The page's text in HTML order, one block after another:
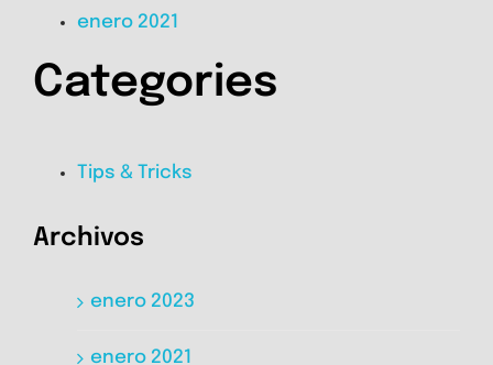
enero 2021
Categories
Tips & Tricks
Archivos
enero 2023
enero 2021